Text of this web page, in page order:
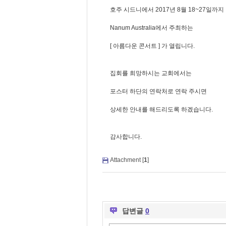
호주 시드니에서 2017년 8월 18~27일까지
Nanum Australia에서 주최하는
[ 아름다운 콘서트 ] 가 열립니다.
집회를 희망하시는 교회에서는
포스터 하단의 연락처로 연락 주시면
상세한 안내를 해드리도록 하겠습니다.
감사합니다.
Attachment [1]
답변글 0